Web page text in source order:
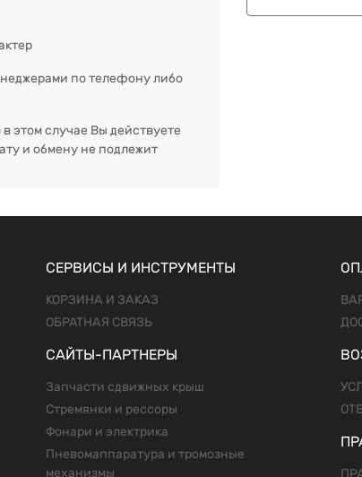
по телефону либо
этом случае Вы действуете
и обмену не подлежит
СЕРВИСЫ И ИНСТРУМЕНТЫ
КОРЗИНА И ЗАКАЗ
ОБРАТНАЯ СВЯЗЬ
САЙТЫ-ПАРТНЕРЫ
Запчасти сдвижных крыш
Стремянки и рессоры
Фонари и электрика
Пневомаппаратура и тромозные
механизмы